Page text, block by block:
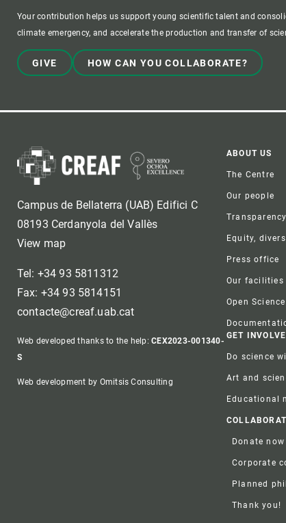
Your contribution helps us support young scientific talent and
climate emergency, and accelerate the production and transfer of
GIVE HOW CAN YOU COLLABORATE?
Campus de Bellaterra (UAB) Edifici C
08193 Cerdanyola del Vallès
View map
Tel: +34 93 5811312
Fax: +34 93 5814151
contacte@creaf.uab.cat
Web developed thanks to the help:CEX2023-001340-
S
Web development by Omitsis Consulting
ABOUT US
The Centre
Our people
Transparency
Equity,
Press office
Our facilities
Open
GET
Do science
Art and
Educational
Donate now
Corporate
Planned
Thank you!